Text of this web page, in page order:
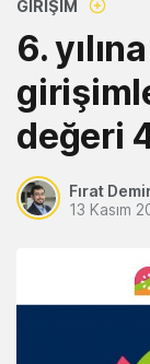
GIRIŞIM
6.
değeri
Fırat
13 Kasım